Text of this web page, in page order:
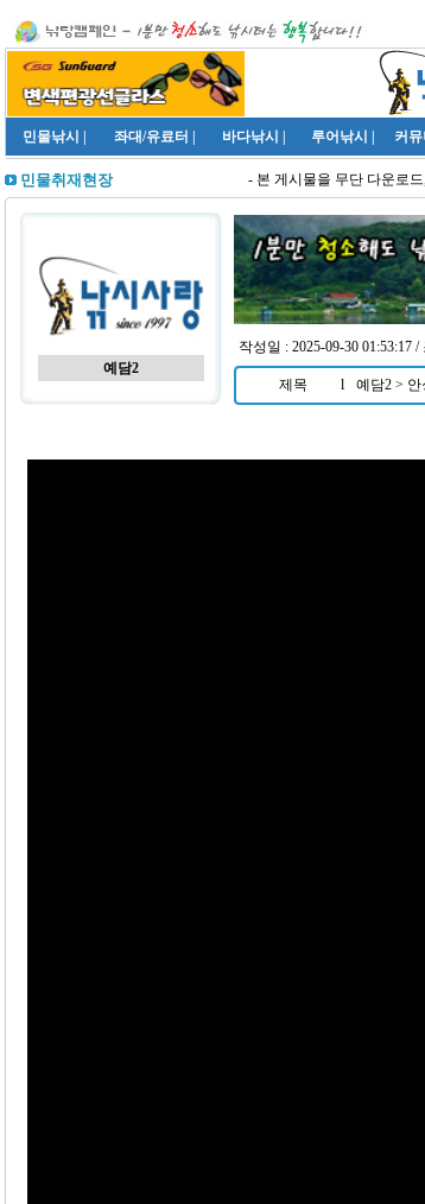
민물낚시 좌대/유료터 바다낚시 루어낚시 커뮤
민물취재현장 - 본 게시물을 무단 다운로
예담2
작성일 : 2025-09-30 01:53:17
제목 l 예담2 >